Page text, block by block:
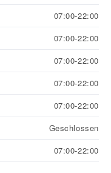
07:00-22:00
07:00-22:00
07:00-22:00
07:00-22:00
07:00-22:00
Geschlossen
07:00-22:00